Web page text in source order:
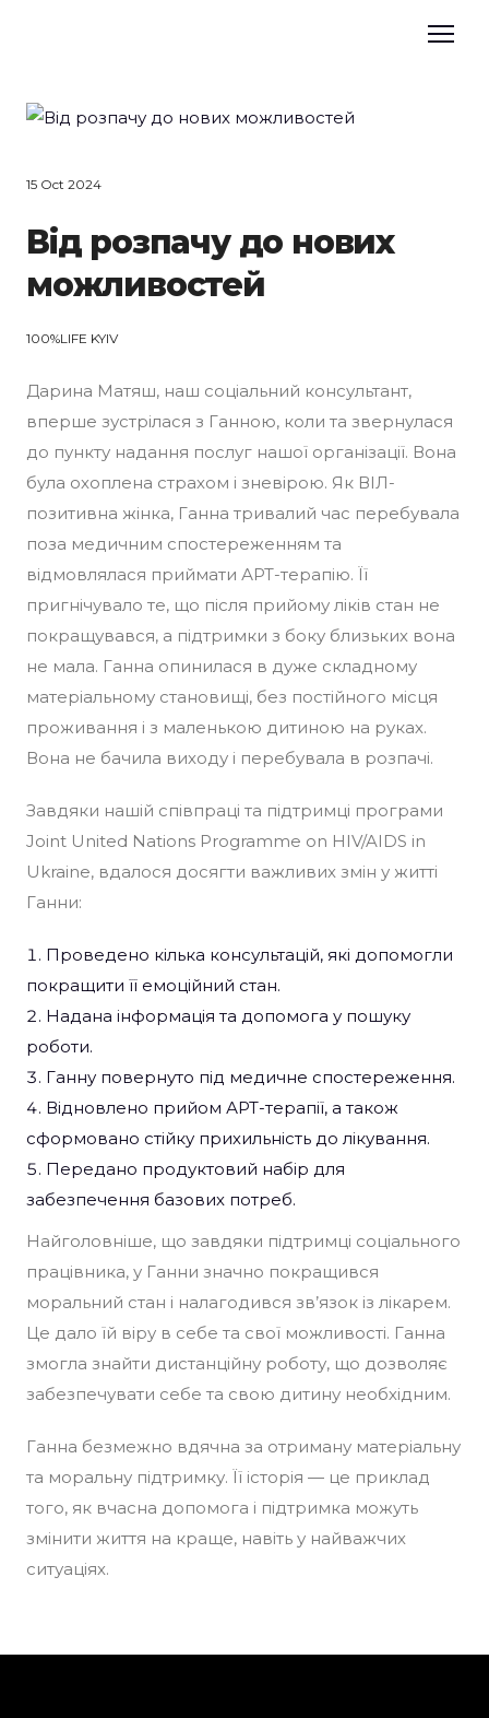
15 Oct 2024
Від розпачу до нових
можливостей
100%LIFE KYIV
Дарина Матяш, наш соціальний консультант,
вперше зустрілася з Ганною, коли та звернулася
до пункту надання послуг нашої організації. Вона
була охоплена страхом і зневірою. Як ВІЛ-
позитивна жінка, Ганна тривалий час перебувала
поза медичним спостереженням та
відмовлялася приймати АРТ-терапію. Її
пригнічувало те, що після прийому ліків стан не
покращувався, а підтримки з боку близьких вона
не мала. Ганна опинилася в дуже складному
матеріальному становищі, без постійного місця
проживання і з маленькою дитиною на руках.
Вона не бачила виходу і перебувала в розпачі.
Завдяки нашій співпраці та підтримці програми
Joint United Nations Programme on HIV/AIDS in
Ukraine, вдалося досягти важливих змін у житті
Ганни:
Проведено кілька консультацій, які допомогли
покращити її емоційний стан.
Надана інформація та допомога у пошуку
роботи.
Ганну повернуто під медичне спостереження.
Відновлено прийом АРТ-терапії, а також
сформовано стійку прихильність до лікування.
Передано продуктовий набір для
забезпечення базових потреб.
Найголовніше, що завдяки підтримці соціального
працівника, у Ганни значно покращився
моральний стан і налагодився зв’язок із лікарем.
Це дало їй віру в себе та свої можливості. Ганна
змогла знайти дистанційну роботу, що дозволяє
забезпечувати себе та свою дитину необхідним.
Ганна безмежно вдячна за отриману матеріальну
та моральну підтримку. Її історія — це приклад
того, як вчасна допомога і підтримка можуть
змінити життя на краще, навіть у найважчих
ситуаціях.